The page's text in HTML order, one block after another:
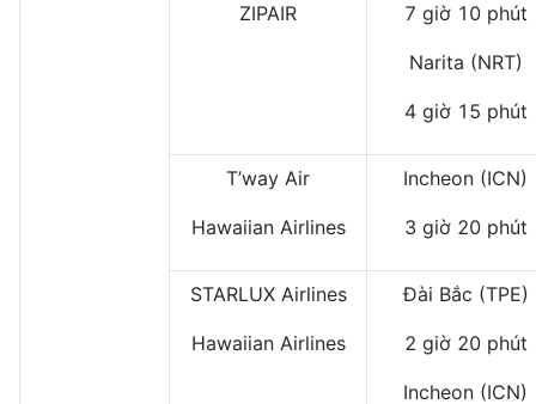
ZIPAIR 7 giờ 10 phút
Narita (NRT)
4 giờ 15 phút
T’way Air
Hawaiian Airlines
Incheon (ICN)
3 giờ 20 phút
STARLUX Airlines
Hawaiian Airlines
Đài Bắc (TPE)
2 giờ 20 phút
Incheon (ICN)